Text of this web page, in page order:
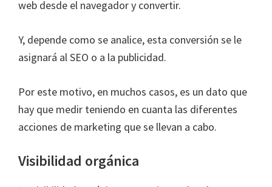
web desde el navegador y convertir.
Y, depende como se analice, esta conversión se le
asignará al SEO o a la publicidad.
Por este motivo, en muchos casos, es un dato que
hay que medir teniendo en cuanta las diferentes
acciones de marketing que se llevan a cabo.
Visibilidad orgánica